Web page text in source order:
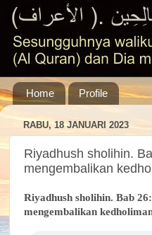
Home Profile
RABU, 18 JANUARI 2023
Riyadhush sholihin.
mengembalikan
Riyadhush sholihin. Bab
mengembalikan